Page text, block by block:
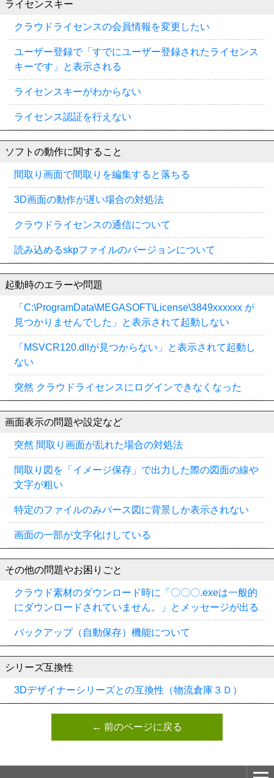
ライセンスキー
クラウドライセンスの会員情報を変更したい
ユーザー登録で「すでにユーザー登録されたライセンス
キーです」と表示される
ライセンスキーがわからない
ライセンス認証を行えない
ソフトの動作に関すること
間取り画面で間取りを編集すると落ちる
3D画面の動作が遅い場合の対処法
クラウドライセンスの通信について
読み込めるskpファイルのバージョンについて
起動時のエラーや問題
「C:\ProgramData\MEGASOFT\License\3849xxxxxx が
見つかりませんでした」と表示されて起動しない
「MSVCR120.dllが見つからない」と表示されて起動し
ない
突然 クラウドライセンスにログインできなくなった
画面表示の問題や設定など
突然 間取り画面が乱れた場合の対処法
間取り図を「イメージ保存」で出力した際の図面の線や
文字が粗い
特定のファイルのみパース図に背景しか表示されない
画面の一部が文字化けしている
その他の問題やお困りごと
クラウド素材のダウンロード時に「〇〇〇.exeは一般的
にダウンロードされていません。」とメッセージが出る
バックアップ（自動保存）機能について
シリーズ互換性
3Dデザイナーシリーズとの互換性（物流倉庫３Ｄ）
← 前のページに戻る